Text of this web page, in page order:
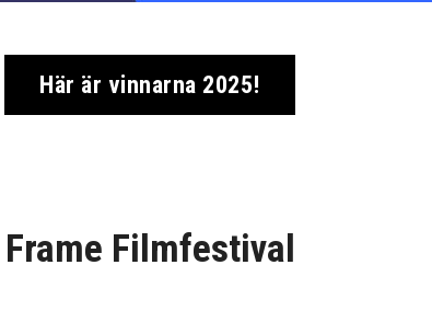
Här är vinnarna 2025!
Frame Filmfestival